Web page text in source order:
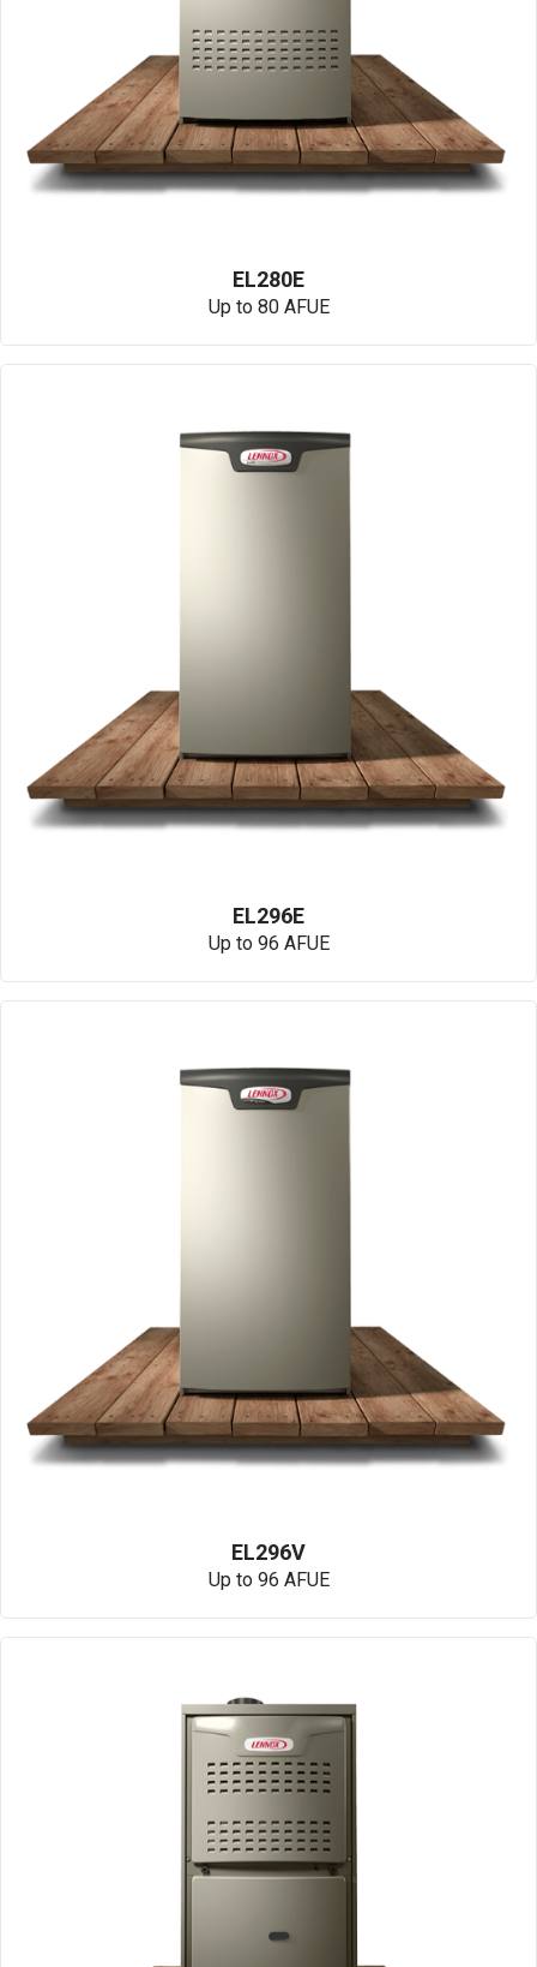
EL280E
Up to 80 AFUE
EL296E
Up to 96 AFUE
EL296V
Up to 96 AFUE